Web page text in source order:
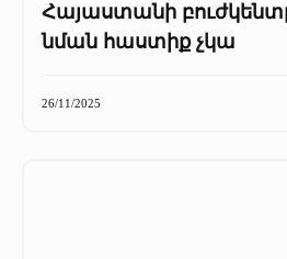
Հայաստանի
նման հաստիք չկա
26/11/2025